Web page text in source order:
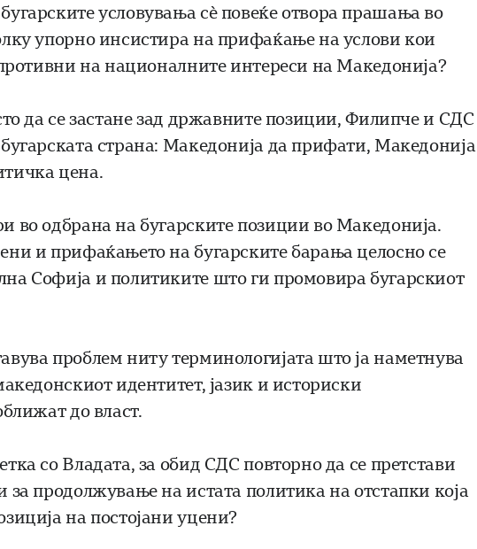
условувања сè повеќе отвора прашања во
упорно инсистира на прифаќање на услови кои
на националните интереси на Македонија?
да се застане зад државните позиции, Филипче и СДС
страна: Македонија да прифати, Македонија
цена.
во одбрана на бугарските позиции во Македонија.
и прифаќањето на бугарските барања целосно се
Софија и политиките што ги промовира бугарскиот
проблем ниту терминологијата што ја наметнува
идентитет, јазик и историски
до власт.
со Владата, за обид СДС повторно да се претстави
за продолжување на истата политика на отстапки која
на постојани уцени?